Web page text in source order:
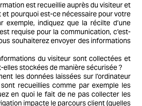
est recueillie auprès du visiteur et
et pourquoi est-ce nécessaire pour votre
exemple, indiquez que la récilte d’une
requise pour la communication, c’est-
souhaiterez envoyer des informations
du visiteur sont collectées et
elles stockées de manière sécurisée ?
les données laissées sur l’ordinateur
recueillies comme par exemple les
en quoi le fait de ne pas collecter les
impacte le parcours client (quelles